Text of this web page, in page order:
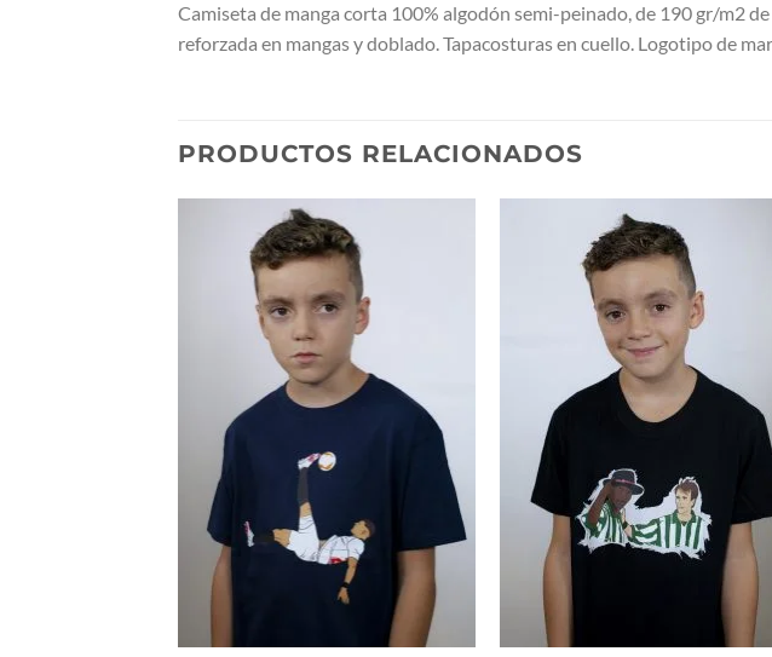
Camiseta de manga corta 100% algodón semi-peinado, de 190 gr/m2
reforzada en mangas y doblado. Tapacosturas en cuello. Logotipo de
PRODUCTOS RELACIONADOS